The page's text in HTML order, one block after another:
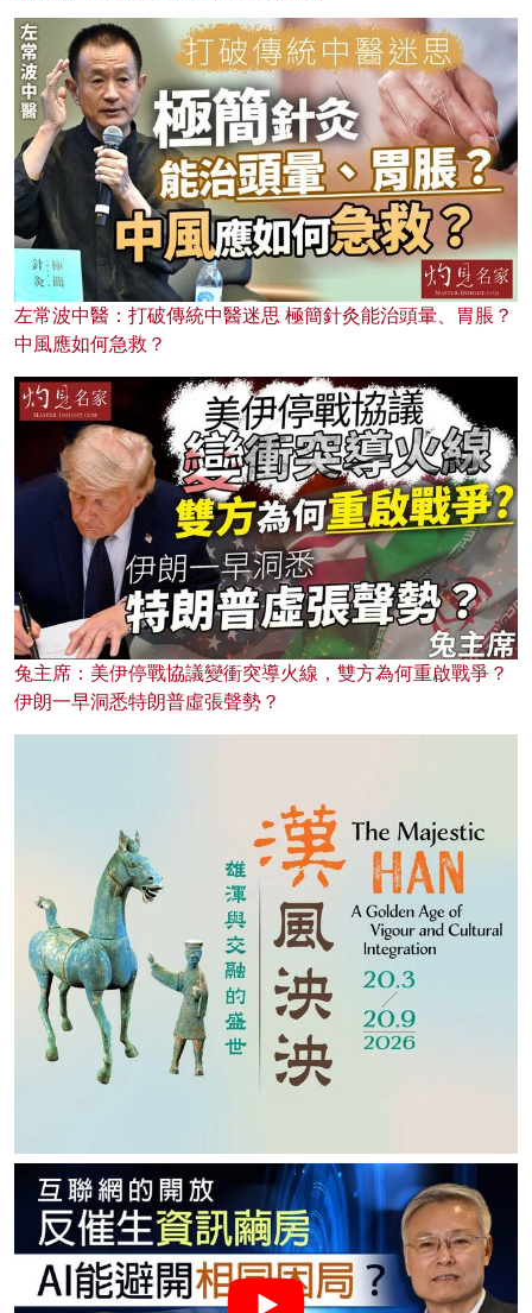
左常波中醫：打破傳統中醫迷思 極簡針灸能治頭暈、胃脹？
中風應如何急救？
兔主席：美伊停戰協議變衝突導火線，雙方為何重啟戰爭？
伊朗一早洞悉特朗普虛張聲勢？